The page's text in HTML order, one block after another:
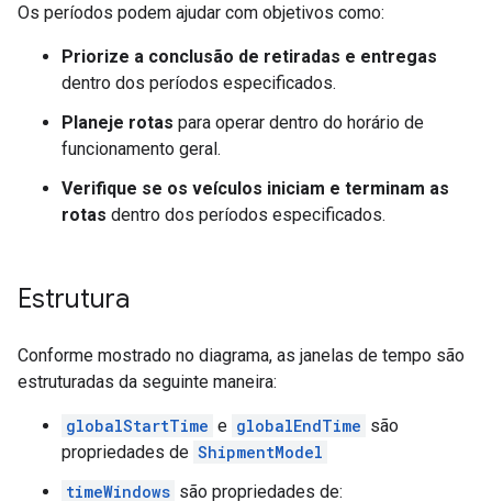
Os períodos podem ajudar com objetivos como:
Priorize a conclusão de retiradas e entregas
dentro dos períodos especificados.
Planeje rotas para operar dentro do horário de
funcionamento geral.
Verifique se os veículos iniciam e terminam as
rotas dentro dos períodos especificados.
Estrutura
Conforme mostrado no diagrama, as janelas de tempo são
estruturadas da seguinte maneira:
globalStartTime e globalEndTime são
propriedades de ShipmentModel
timeWindows são propriedades de: